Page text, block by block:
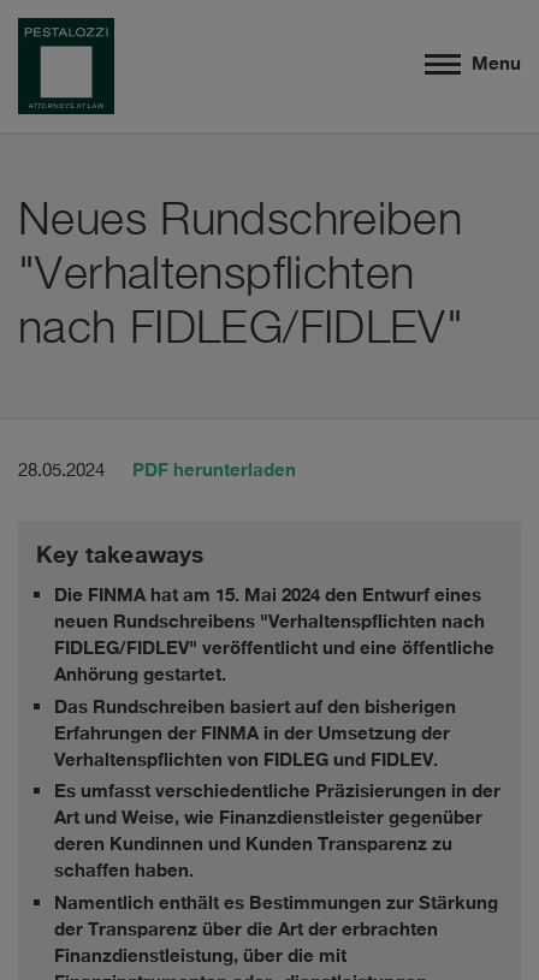
Menu
Neues Rundschreiben
"Verhaltenspflichten
nach FIDLEG/FIDLEV"
28.05.2024 PDF herunterladen
Key takeaways
Die FINMA hat am 15. Mai 2024 den Entwurf eines
neuen Rundschreibens "Verhaltenspflichten nach
FIDLEG/FIDLEV" veröffentlicht und eine öffentliche
Anhörung gestartet.
Das Rundschreiben basiert auf den bisherigen
Erfahrungen der FINMA in der Umsetzung der
Verhaltenspflichten von FIDLEG und FIDLEV.
Es umfasst verschiedentliche Präzisierungen in der
Art und Weise, wie Finanzdienstleister gegenüber
deren Kundinnen und Kunden Transparenz zu
schaffen haben.
Namentlich enthält es Bestimmungen zur Stärkung
der Transparenz über die Art der erbrachten
Finanzdienstleistung, über die mit